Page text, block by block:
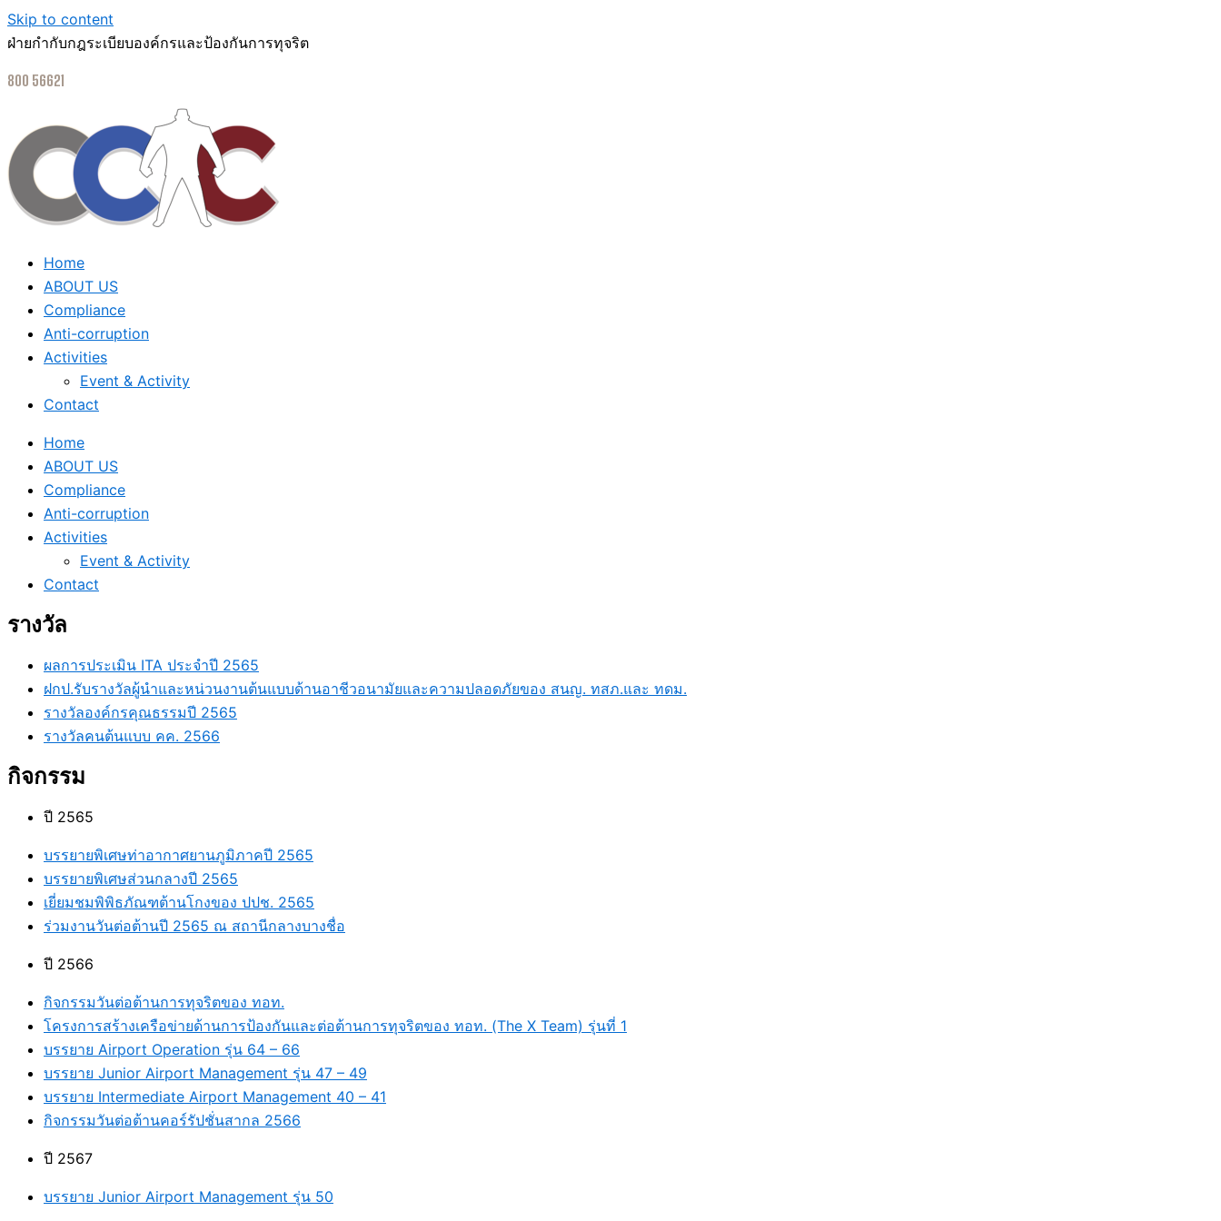
Skip to content
ฝ่ายกำกับกฎระเบียบองค์กรและป้องกันการทุจริต
800 56621
Home
ABOUT US
Compliance
Anti-corruption
Activities
Event & Activity
Contact
Home
ABOUT US
Compliance
Anti-corruption
Activities
Event & Activity
Contact
รางวัล
ผลการประเมิน ITA ประจำปี 2565
ฝกป.รับรางวัลผู้นำและหน่วนงานต้นแบบด้านอาชีวอนามัยและความปลอดภัยของ สนญ. ทสภ.และ ทดม.
รางวัลองค์กรคุณธรรมปี 2565
รางวัลคนต้นแบบ คค. 2566
กิจกรรม
ปี 2565
บรรยายพิเศษท่าอากาศยานภูมิภาคปี 2565
บรรยายพิเศษส่วนกลางปี 2565
เยี่ยมชมพิพิธภัณฑต้านโกงของ ปปช. 2565
ร่วมงานวันต่อต้านปี 2565 ณ สถานีกลางบางชื่อ
ปี 2566
กิจกรรมวันต่อต้านการทุจริตของ ทอท.
โครงการสร้างเครือข่ายด้านการป้องกันและต่อต้านการทุจริตของ ทอท. (The X Team) รุ่นที่ 1
บรรยาย Airport Operation รุ่น 64 – 66
บรรยาย Junior Airport Management รุ่น 47 – 49
บรรยาย Intermediate Airport Management 40 – 41
กิจกรรมวันต่อต้านคอร์รัปชั่นสากล 2566
ปี 2567
บรรยาย Junior Airport Management รุ่น 50